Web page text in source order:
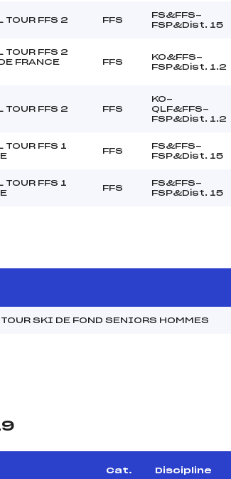
TOUR FFS 2 FFS
FS&FFS-
FSP&Dist. 15
TOUR FFS 2
FRANCE
FFS
KO&FFS-
FSP&Dist. 1.2
TOUR FFS 2 FFS
KO-
QLF&FFS-
FSP&Dist. 1.2
TOUR FFS 1
FFS
FS&FFS-
FSP&Dist. 15
TOUR FFS 1
FFS
FS&FFS-
FSP&Dist. 15
SKI DE FOND SENIORS HOMMES
Cat. Discipline